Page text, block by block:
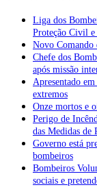
Liga dos
Proteção Civil
Novo Comando
Chefe dos
após missão
Apresentado
extremos
Onze mortos e
Perigo de
das Medidas de
Governo está
bombeiros
Bombeiros
sociais e